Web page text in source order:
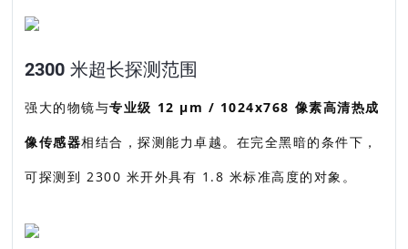
2300 米超长探测范围
强大的物镜与专业级 12 µm / 1024x768 像素高清热成
像传感器相结合，探测能力卓越。在完全黑暗的条件下，
可探测到 2300 米开外具有 1.8 米标准高度的对象。